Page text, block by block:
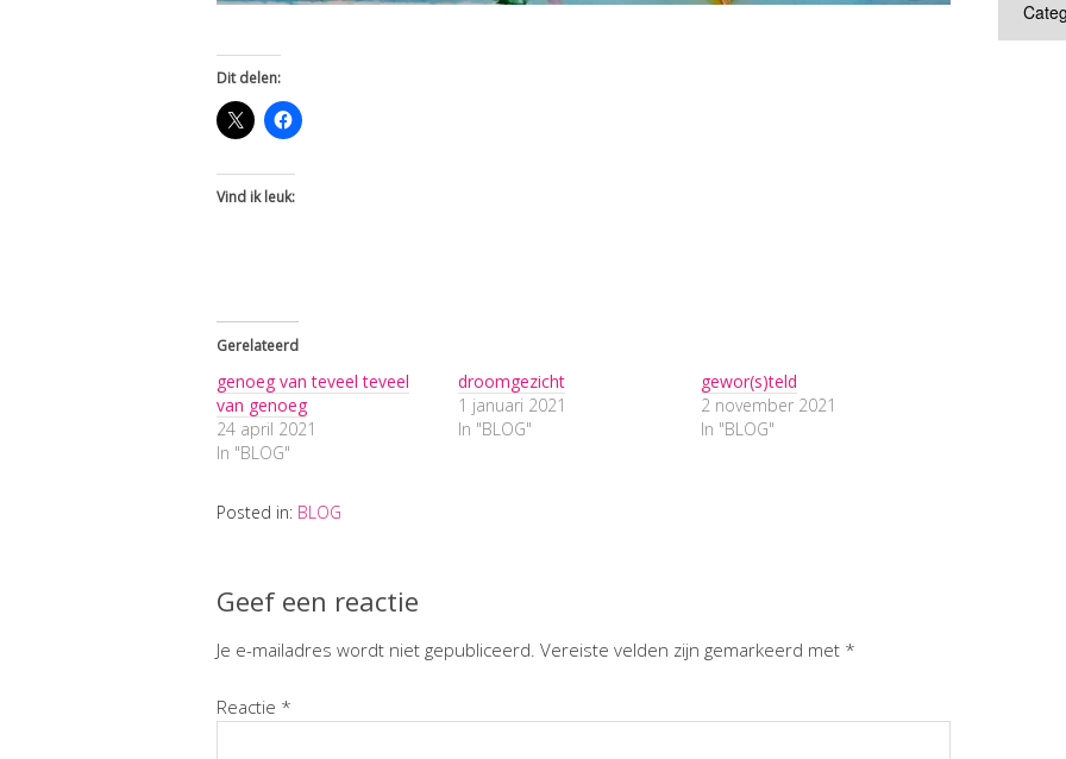
Dit delen:
Vind ik leuk:
Gerelateerd
genoeg van teveel teveel
van genoeg
24 april 2021
In "BLOG"
droomgezicht
1 januari 2021
In "BLOG"
gewor(s)teld
2 november 2021
In "BLOG"
Posted in: BLOG
Geef een reactie
Je e-mailadres wordt niet gepubliceerd. Vereiste velden zijn gemarkeerd met *
Reactie *